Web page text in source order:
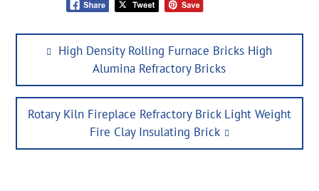
Post
navigation
Previous
High Density Rolling Furnace Bricks High
Alumina Refractory Bricks
Next
Rotary Kiln Fireplace Refractory Brick Light Weight
Fire Clay Insulating Brick